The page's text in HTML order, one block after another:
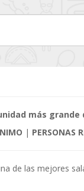
más grande
| PERSONAS
de las mejores